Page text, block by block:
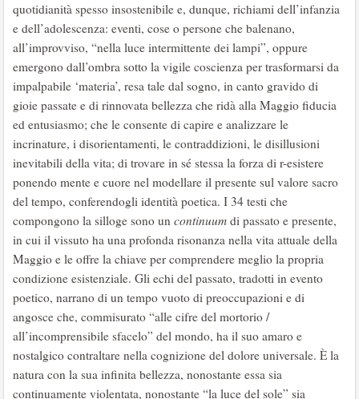
quotidianità spesso insostenibile e, dunque, richiami dell’infanzia
e dell’adolescenza: eventi, cose o persone che balenano,
all’improvviso, “nella luce intermittente dei lampi”, oppure
emergono dall’ombra sotto la vigile coscienza per trasformarsi da
impalpabile ‘materia’, resa tale dal sogno, in canto gravido di
gioie passate e di rinnovata bellezza che ridà alla Maggio fiducia
ed entusiasmo; che le consente di capire e analizzare le
incrinature, i disorientamenti, le contraddizioni, le disillusioni
inevitabili della vita; di trovare in sé stessa la forza di r-esistere
ponendo mente e cuore nel modellare il presente sul valore sacro
del tempo, conferendogli identità poetica. I 34 testi che
compongono la silloge sono un continuum di passato e presente,
in cui il vissuto ha una profonda risonanza nella vita attuale della
Maggio e le offre la chiave per comprendere meglio la propria
condizione esistenziale. Gli echi del passato, tradotti in evento
poetico, narrano di un tempo vuoto di preoccupazioni e di
angosce che, commisurato “alle cifre del mortorio /
all’incomprensibile sfacelo” del mondo, ha il suo amaro e
nostalgico contraltare nella cognizione del dolore universale. È la
natura con la sua infinita bellezza, nonostante essa sia
continuamente violentata, nonostante “la luce del sole” sia